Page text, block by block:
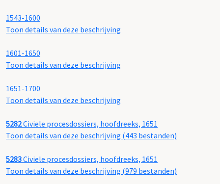
1543-1600
Toon details van deze beschrijving
1601-1650
Toon details van deze beschrijving
1651-1700
Toon details van deze beschrijving
5282Civiele procesdossiers, hoofdreeks, 1651
Toon details van deze beschrijving (443 bestanden)
5283Civiele procesdossiers, hoofdreeks, 1651
Toon details van deze beschrijving (979 bestanden)